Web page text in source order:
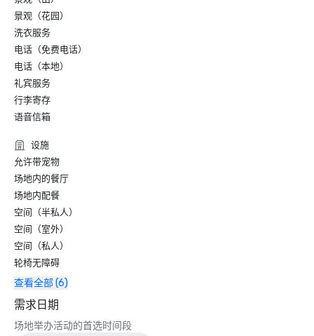
景观（花园）
洗衣服务
电话（免费电话）
电话（本地）
礼宾服务
行李寄存
语音信箱
设施
允许带宠物
场地内的餐厅
场地内配餐
空间（半私人）
空间（室外）
空间（私人）
轮椅无障碍
查看全部 (6)
需求日期
场地举办活动的首选时间段